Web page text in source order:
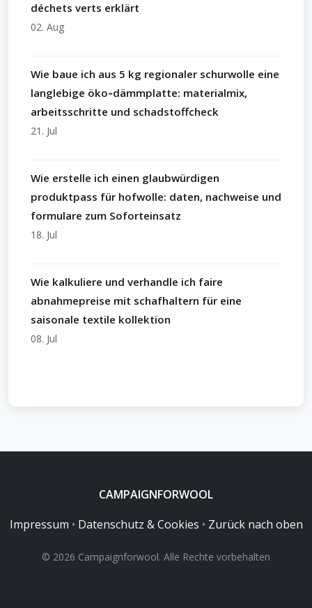
déchets verts erklärt
02. Aug
Wie baue ich aus 5 kg regionaler schurwolle eine
langlebige öko‑dämmplatte: materialmix,
arbeitsschritte und schadstoffcheck
21. Jul
Wie erstelle ich einen glaubwürdigen
produktpass für hofwolle: daten, nachweise und
formulare zum Soforteinsatz
18. Jul
Wie kalkuliere und verhandle ich faire
abnahmepreise mit schafhaltern für eine
saisonale textile kollektion
08. Jul
CAMPAIGNFORWOOL
Impressum • Datenschutz & Cookies • Zurück nach oben
© 2026 Campaignforwool. Alle Rechte vorbehalten